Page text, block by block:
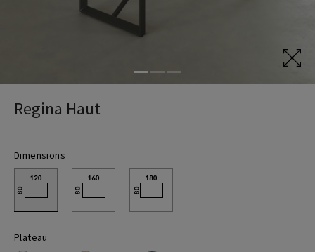
Regina Haut
Dimensions
Plateau
Chaises pivotantes
Chaises télétravail
Bureaux assis debout
Tables de coworking